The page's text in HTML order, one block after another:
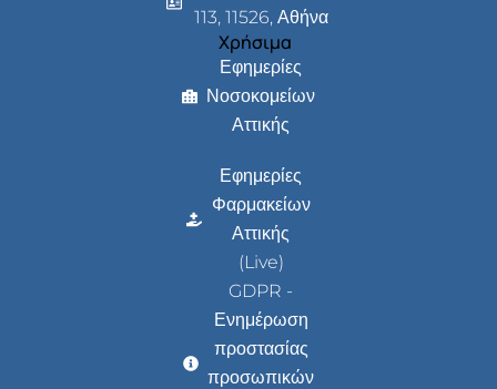
113, 11526, Αθήνα
Χρήσιμα
Εφημερίες
Νοσοκομείων
Αττικής
Εφημερίες
Φαρμακείων
Αττικής
(Live)
GDPR -
Ενημέρωση
προστασίας
προσωπικών